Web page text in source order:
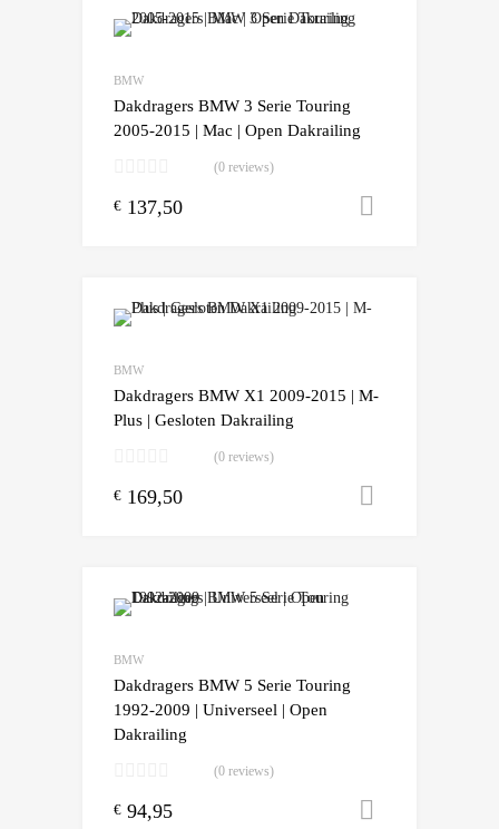
BMW
Dakdragers BMW 3 Serie Touring
2005-2015 | Mac | Open Dakrailing
(0 reviews)
€ 137,50
BMW
Dakdragers BMW X1 2009-2015 | M-
Plus | Gesloten Dakrailing
(0 reviews)
€ 169,50
BMW
Dakdragers BMW 5 Serie Touring
1992-2009 | Universeel | Open
Dakrailing
(0 reviews)
€ 94,95